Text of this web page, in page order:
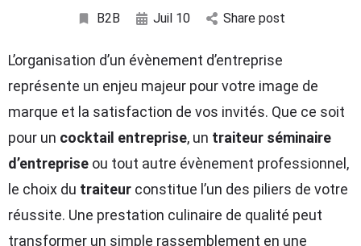
B2B Juil 10 Share post
L’organisation d’un évènement d’entreprise
représente un enjeu majeur pour votre image de
marque et la satisfaction de vos invités. Que ce soit
pour un cocktail entreprise, un traiteur séminaire
d’entreprise ou tout autre évènement professionnel,
le choix du traiteur constitue l’un des piliers de votre
réussite. Une prestation culinaire de qualité peut
transformer un simple rassemblement en une